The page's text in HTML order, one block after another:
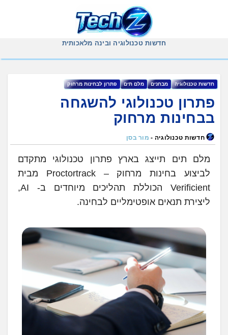
חדשות טכנולוגיה ובינה מלאכותית
‏חדשות ‏טכנולוגיה מבחנים מלם תים פתרון לבחינות מרחוק
פתרון טכנולוגי להשגחה
בבחינות מרחוק
חדשות טכנולוגיה - מור בסן
מלם תים תייצג בארץ פתרון טכנולוגי מתקדם
לביצוע בחינות מרחוק – Proctortrack מבית
Verificient הכוללת תהליכים מיוחדים ב- AI,
ליצירת תנאים אופטימליים לבחינה.